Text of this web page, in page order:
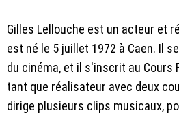
Gilles Lellouche est un acteur et
est né le 5 juillet 1972 à Caen. Il
du cinéma, et il s'inscrit au Cours
tant que réalisateur avec deux
dirige plusieurs clips musicaux,